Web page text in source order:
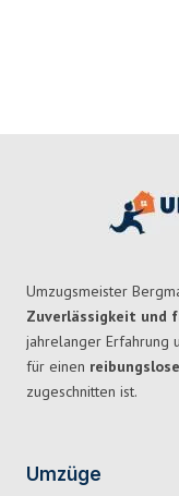
Umzugsmeister
Zuverlässigkeit und
jahrelanger Erfahrung
für einen
zugeschnitten ist.
Umzüge